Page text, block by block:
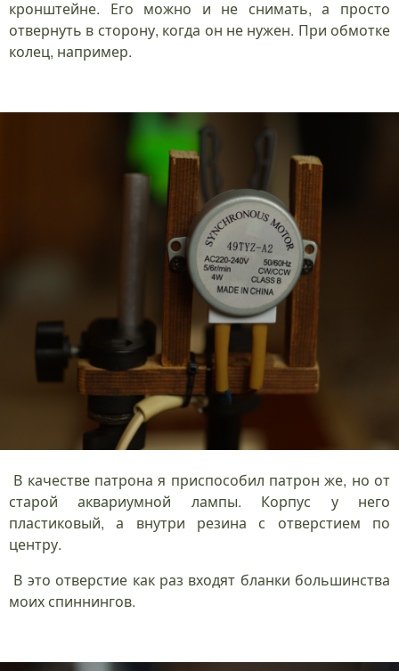
кронштейне. Его можно и не снимать, а просто
отвернуть в сторону, когда он не нужен. При обмотке
колец, например.
В качестве патрона я приспособил патрон же, но от
старой аквариумной лампы. Корпус у него
пластиковый, а внутри резина с отверстием по
центру.
В это отверстие как раз входят бланки большинства
моих спиннингов.